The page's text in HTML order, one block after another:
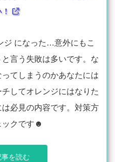
ジ になった…意外にもこ
言う失敗は多いです。な
てしまうのかあなたには
してオレンジにはなりた
必見の内容です。対策方
ックです☻
を読む